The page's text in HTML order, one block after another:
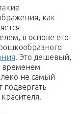
как
в основе его
. Это дешевый,
временем
не самый
подвергать